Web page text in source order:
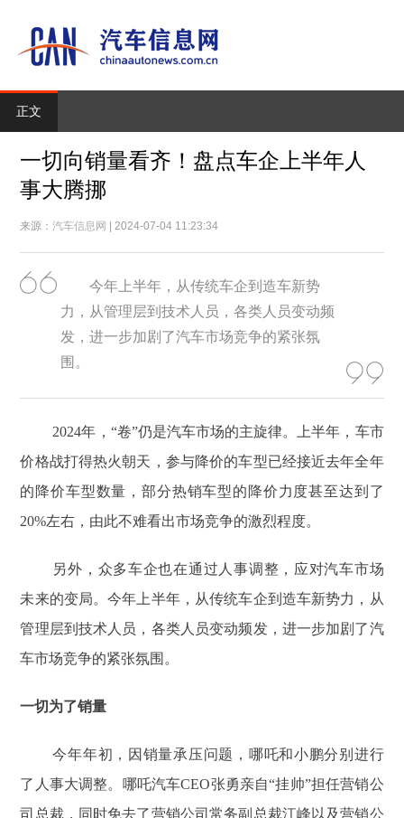
正文
一切向销量看齐！盘点车企上半年人
事大腾挪
来源：汽车信息网 | 2024-07-04 11:23:34
今年上半年，从传统车企到造车新势
力，从管理层到技术人员，各类人员变动频
发，进一步加剧了汽车市场竞争的紧张氛
围。
2024年，“卷”仍是汽车市场的主旋律。上半年，车市
价格战打得热火朝天，参与降价的车型已经接近去年全年
的降价车型数量，部分热销车型的降价力度甚至达到了
20%左右，由此不难看出市场竞争的激烈程度。
另外，众多车企也在通过人事调整，应对汽车市场
未来的变局。今年上半年，从传统车企到造车新势力，从
管理层到技术人员，各类人员变动频发，进一步加剧了汽
车市场竞争的紧张氛围。
一切为了销量
今年年初，因销量承压问题，哪吒和小鹏分别进行
了人事大调整。哪吒汽车CEO张勇亲自“挂帅”担任营销公
司总裁，同时免去了营销公司常务副总裁江峰以及营销公